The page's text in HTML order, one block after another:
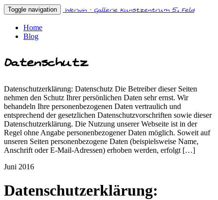
Toggle navigation Werwin - Gallerie Kunstzentrum 5. Feld
Home
Blog
Datenschutz
Datenschutzerklärung: Datenschutz Die Betreiber dieser Seiten
nehmen den Schutz Ihrer persönlichen Daten sehr ernst. Wir
behandeln Ihre personenbezogenen Daten vertraulich und
entsprechend der gesetzlichen Datenschutzvorschriften sowie dieser
Datenschutzerklärung. Die Nutzung unserer Webseite ist in der
Regel ohne Angabe personenbezogener Daten möglich. Soweit auf
unseren Seiten personenbezogene Daten (beispielsweise Name,
Anschrift oder E-Mail-Adressen) erhoben werden, erfolgt […]
Juni 2016
Datenschutzerklärung: